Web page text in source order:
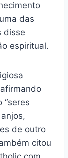
das
disse
espiritual.
“seres
de outro
citou